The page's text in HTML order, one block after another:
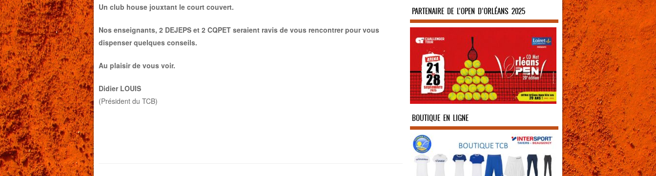
Un club house jouxtant le court couvert.
Nos enseignants, 2 DEJEPS et 2 CQPET seraient ravis de vous rencontrer pour vous
dispenser quelques conseils.
Au plaisir de vous voir.
Didier LOUIS
(Président du TCB)
PARTENAIRE DE L’OPEN D’ORLÉANS 2025
BOUTIQUE EN LIGNE